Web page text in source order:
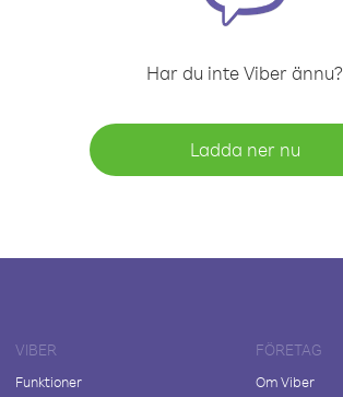
Har du inte Viber ännu?
Ladda ner nu
VIBER
Funktioner
FÖRETAG
Om Viber